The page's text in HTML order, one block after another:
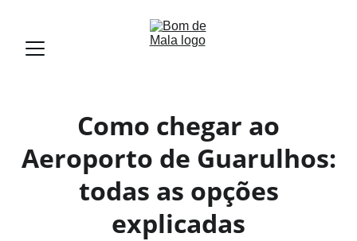
Como chegar ao
Aeroporto de Guarulhos:
todas as opções
explicadas